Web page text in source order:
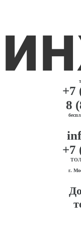
+7
8
+7
г.